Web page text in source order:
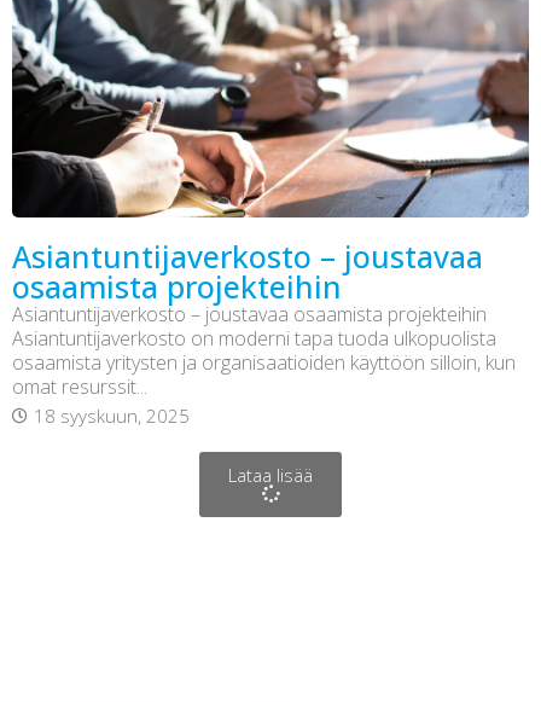
Asiantuntijaverkosto – joustavaa
osaamista projekteihin
Asiantuntijaverkosto – joustavaa osaamista projekteihin
Asiantuntijaverkosto on moderni tapa tuoda ulkopuolista
osaamista yritysten ja organisaatioiden käyttöön silloin, kun
omat resurssit...
18 syyskuun, 2025
Lataa lisää